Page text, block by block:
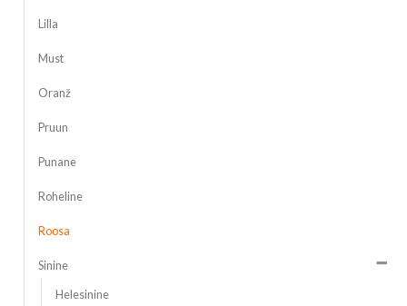
Lilla
Must
Oranž
Pruun
Punane
Roheline
Roosa
Sinine
Helesinine